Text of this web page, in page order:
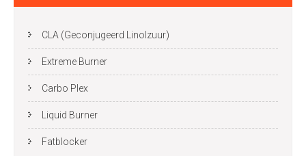
CLA (Geconjugeerd Linolzuur)
Extreme Burner
Carbo Plex
Liquid Burner
Fatblocker